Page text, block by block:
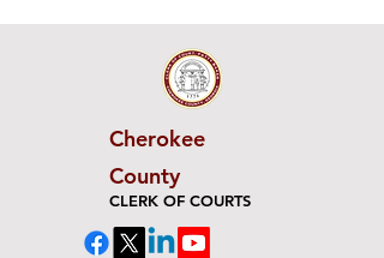
Cherokee
County
CLERK OF COURTS